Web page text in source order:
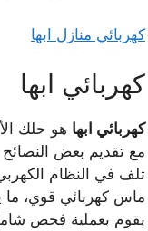
كهربائي منازل ابها
كهربائي ابها
كهربائي ابها هو حلك
مع تقديم بعض
تلف في النظام
ماس كهربائي قوي، ما
يقوم بعملية فحص